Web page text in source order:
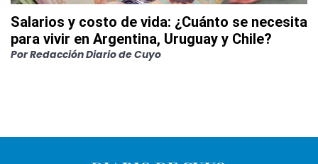
Salarios y costo de vida: ¿Cuánto se necesita
para vivir en Argentina, Uruguay y Chile?
PorRedacción Diario de Cuyo